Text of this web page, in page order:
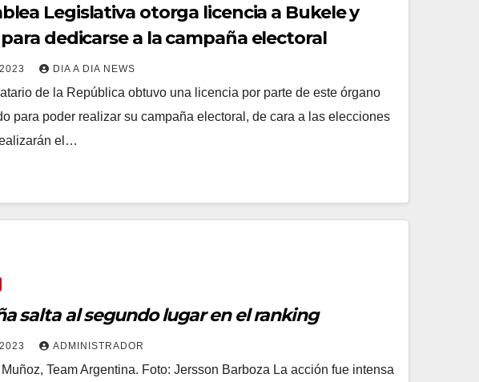
Legislativa otorga licencia a Bukele y
dedicarse a la campaña electoral
DIA A DIA NEWS
de la República obtuvo una licencia por parte de este órgano
para poder realizar su campaña electoral, de cara a las elecciones
el…
salta al segundo lugar en el ranking
ADMINISTRADOR
Team Argentina. Foto: Jersson Barboza La acción fue intensa